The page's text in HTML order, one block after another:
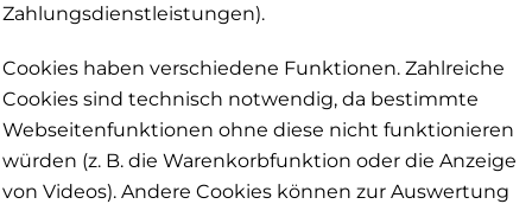
Zahlungsdienstleistungen).
Cookies haben verschiedene Funktionen. Zahlreiche
Cookies sind technisch notwendig, da bestimmte
Webseitenfunktionen ohne diese nicht funktionieren
würden (z. B. die Warenkorbfunktion oder die Anzeige
von Videos). Andere Cookies können zur Auswertung